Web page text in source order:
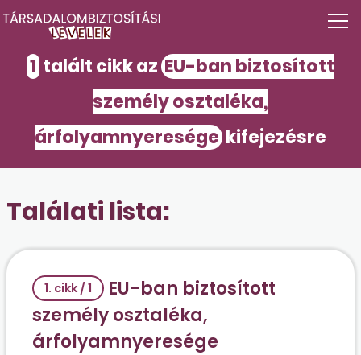
1 talált cikk az EU-ban biztosított
személy osztaléka,
árfolyamnyeresége kifejezésre
Találati lista:
1. cikk / 1
EU-ban biztosított
személy osztaléka,
árfolyamnyeresége